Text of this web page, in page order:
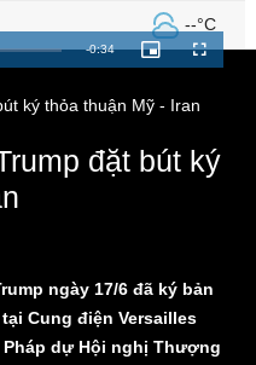
--°C
Tin 24h
Dự báo thời tiết
Biển đảo
Remaining
-0:34
Picture-
in-
Fullscreen
ký thỏa thuận Mỹ - Iran
đặt bút ký
ngày 17/6 đã ký bản
Cung điện Versailles
dự Hội nghị Thượng